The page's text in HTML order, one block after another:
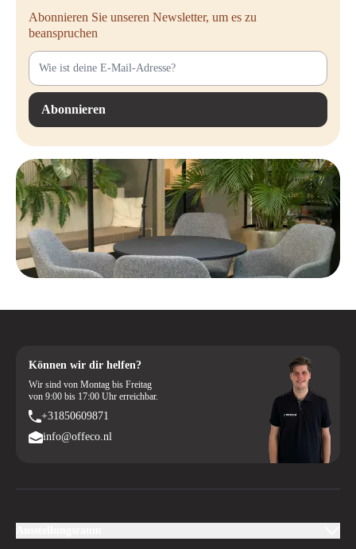
Abonnieren Sie unseren Newsletter, um es zu
beanspruchen
Abonnieren
Können wir dir helfen?
Wir sind von Montag bis Freitag
von 9:00 bis 17:00 Uhr erreichbar.
+31850609871
info@offeco.nl